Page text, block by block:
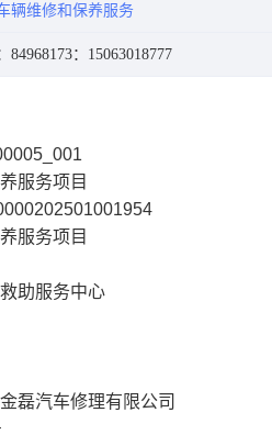
辆维修和保养服务
84968173：15063018777
服务项目
服务项目
助服务中心
磊汽车修理有限公司